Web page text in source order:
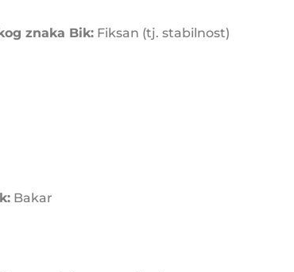
znaka Bik: Fiksan (tj. stabilnost)
Bakar